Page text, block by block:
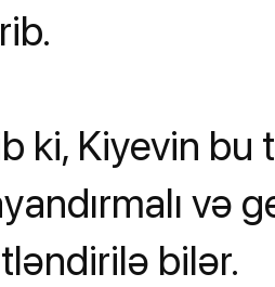
ki, Kiyevin bu
və
bilər.